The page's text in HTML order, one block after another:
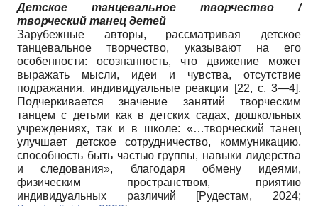
Детское танцевальное творчество /
творческий танец детей
Зарубежные авторы, рассматривая детское
танцевальное творчество, указывают на его
особенности: осознанность, что движение может
выражать мысли, идеи и чувства, отсутствие
подражания, индивидуальные реакции [22, с. 3—4].
Подчеркивается значение занятий творческим
танцем с детьми как в детских садах, дошкольных
учреждениях, так и в школе: «…творческий танец
улучшает детское сотрудничество, коммуникацию,
способность быть частью группы, навыки лидерства
и следования», благодаря обмену идеями,
физическим пространством, приятию
индивидуальных различий [Рудестам, 2024;